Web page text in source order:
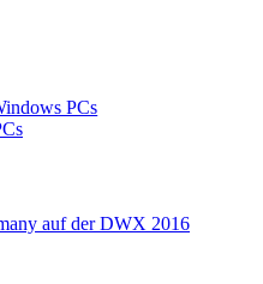
PCs
auf der DWX 2016